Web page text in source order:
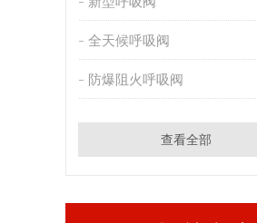
全天候呼吸阀
防爆阻火呼吸阀
查看全部